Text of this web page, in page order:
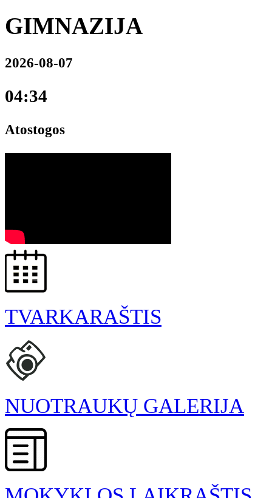
GIMNAZIJA
2026-08-07
04:34
Atostogos
TVARKARAŠTIS
NUOTRAUKŲ GALERIJA